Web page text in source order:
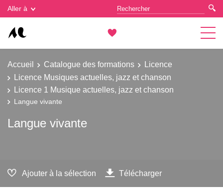
Aller à
Accueil Catalogue des formations
Licence
Licence Musiques actuelles, jazz et chanson
Licence 1 Musique actuelles, jazz et chanson
Langue vivante
Langue vivante
Ajouter à la sélection Télécharger
Gestion des cookies